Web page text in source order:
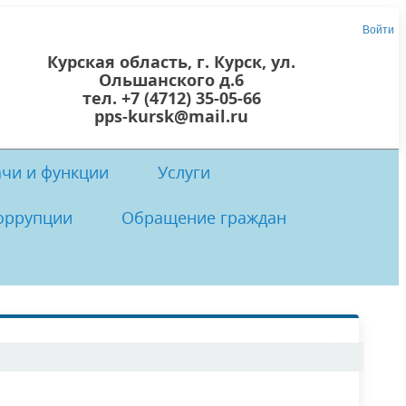
Войти
Курская область, г. Курск, ул.
Ольшанского д.6
тел. +7 (4712) 35-05-66
pps-kursk@mail.ru
и функции Услуги
Обращение граждан